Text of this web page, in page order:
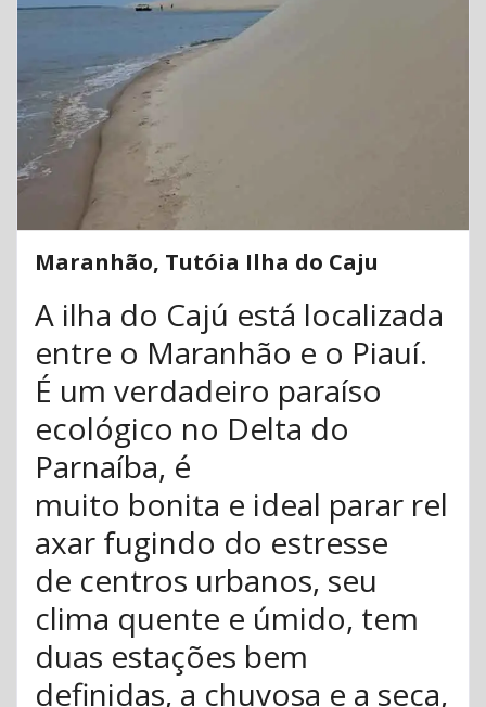
Maranhão, Tutóia Ilha do Caju
A ilha do Cajú está localizada
entre o Maranhão e o Piauí.
É um verdadeiro paraíso
ecológico no Delta do
Parnaíba, é
muito bonita e ideal parar rel
axar fugindo do estresse
de centros urbanos, seu
clima quente e úmido, tem
duas estações bem
definidas, a chuvosa e a seca,